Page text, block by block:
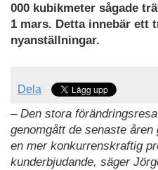
000 kubikmeter sågade
1 mars. Detta innebär ett
nyanställningar.
Dela
– Den stora
genomgått de senaste
en mer konkurrenskraftig
kunderbjudande, säger